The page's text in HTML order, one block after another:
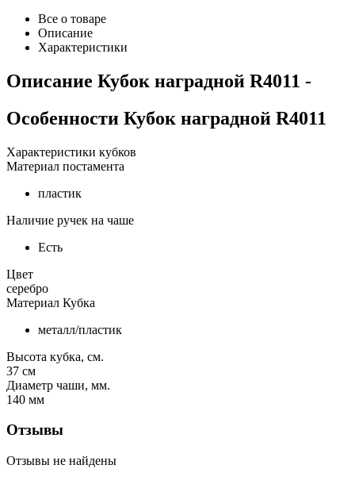
Все о товаре
Описание
Характеристики
Описание Кубок наградной R4011 -
Особенности Кубок наградной R4011
Характеристики кубков
Материал постамента
пластик
Наличие ручек на чаше
Есть
Цвет
серебро
Материал Кубка
металл/пластик
Высота кубка, см.
37 см
Диаметр чаши, мм.
140 мм
Отзывы
Отзывы не найдены